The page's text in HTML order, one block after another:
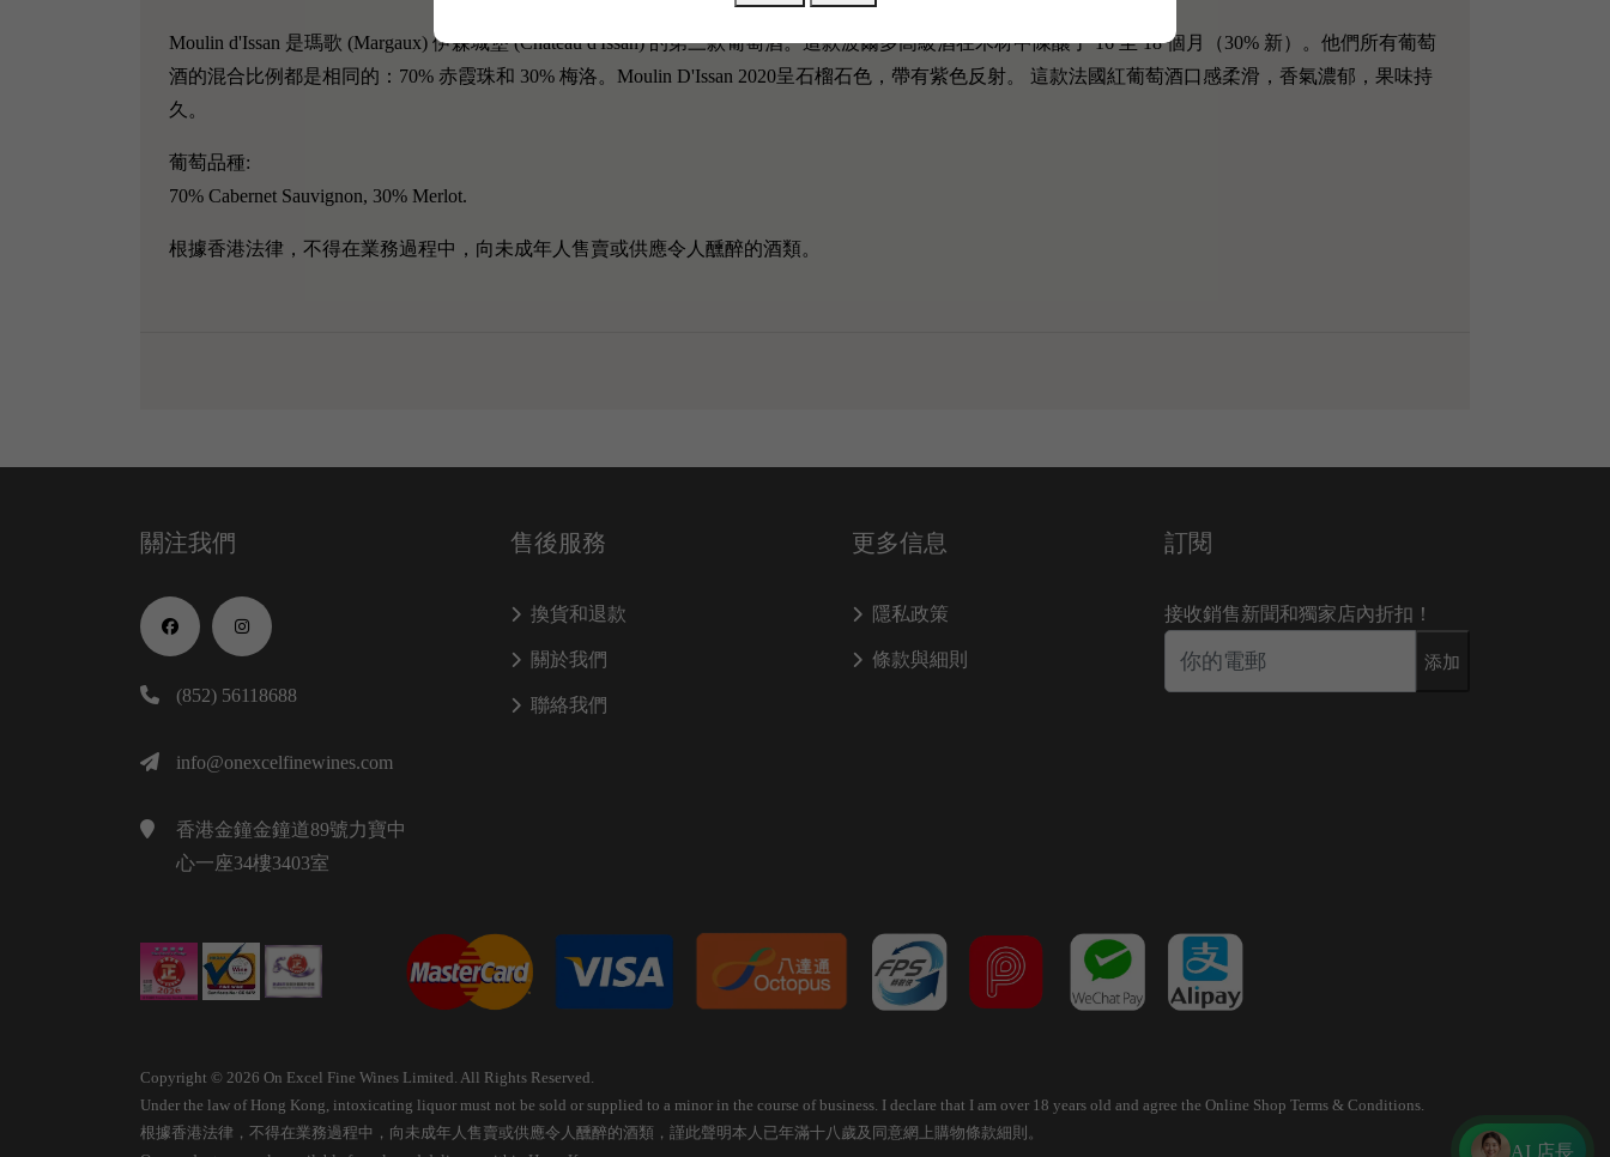
Moulin d'Issan 是瑪歌 (Margaux) 伊森城堡 (Chateau d'Issan) 的第三款葡萄酒。這款波爾多高級酒在木材中陳釀了 16 至 18 個月（30% 新）。他們所有葡萄
酒的混合比例都是相同的：70% 赤霞珠和 30% 梅洛。Moulin D'Issan 2020呈石榴石色，帶有紫色反射。 這款法國紅葡萄酒口感柔滑，香氣濃郁，果味持
久。
葡萄品種:
70% Cabernet Sauvignon, 30% Merlot.
根據香港法律，不得在業務過程中，向未成年人售賣或供應令人醺醉的酒類。
關注我們
(852) 56118688
info@onexcelfinewines.com
香港金鐘金鐘道89號力寶中
心一座34樓3403室
售後服務
換貨和退款
關於我們
聯絡我們
更多信息
隱私政策
條款與細則
訂閱
接收銷售新聞和獨家店內折扣！
添加
Copyright © 2026 On Excel Fine Wines Limited. All Rights Reserved.
Under the law of Hong Kong, intoxicating liquor must not be sold or supplied to a minor in the course of business. I declare that I am over 18 years old and agree the Online Shop Terms & Conditions.
根據香港法律，不得在業務過程中，向未成年人售賣或供應令人醺醉的酒類，謹此聲明本人已年滿十八歲及同意網上購物條款細則。
AI 店長